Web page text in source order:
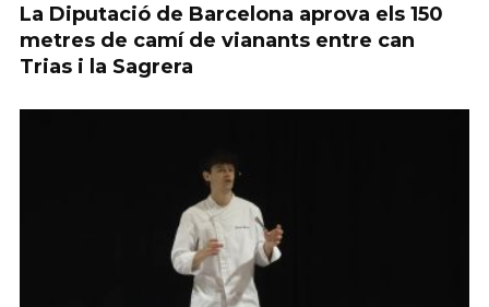
La Diputació de Barcelona aprova els 150
metres de camí de vianants entre can
Trias i la Sagrera